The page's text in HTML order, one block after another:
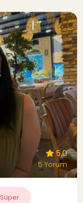
5.0
5 Yorum
Süper